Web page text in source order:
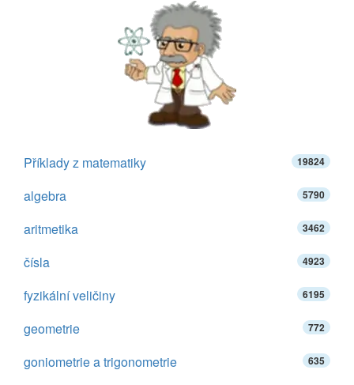
Příklady z matematiky 19824
algebra 5790
aritmetika 3462
čísla 4923
fyzikální veličiny 6195
geometrie 772
goniometrie a trigonometrie 635